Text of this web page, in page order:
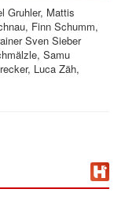
Gruhler, Mattis
Finn Schumm,
Sven Sieber
Samu
Luca Zäh,